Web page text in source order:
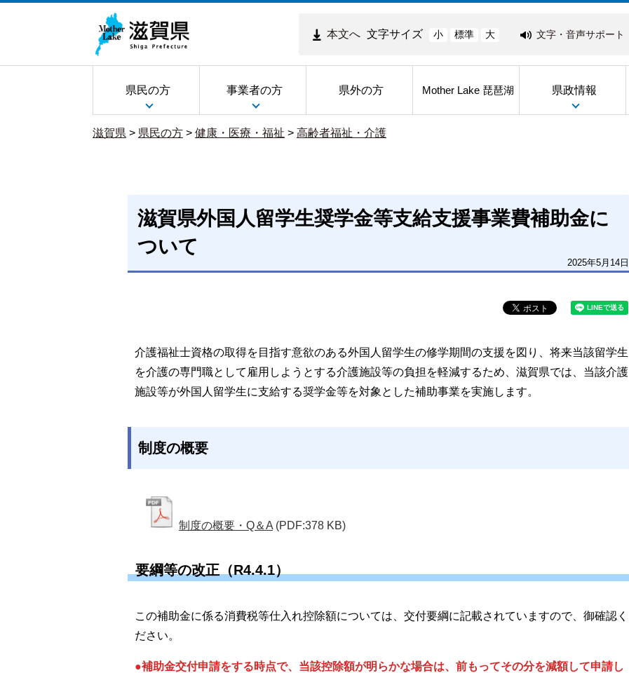
本文へ 文字サイズ 小 標準 大 文字・音声サポート
県民の方 事業者の方 県外の方 Mother Lake 琵琶湖 県政情報
滋賀県 > 県民の方 > 健康・医療・福祉 > 高齢者福祉・介護
滋賀県外国人留学生奨学金等支給支援事業費補助金に
ついて
2025年5月14日
介護福祉士資格の取得を目指す意欲のある外国人留学生の修学期間の支援を図り、将来当該留学生
を介護の専門職として雇用しようとする介護施設等の負担を軽減するため、滋賀県では、当該介護
施設等が外国人留学生に支給する奨学金等を対象とした補助事業を実施します。
制度の概要
制度の概要・Q＆A (PDF:378 KB)
要綱等の改正（R4.4.1）
この補助金に係る消費税等仕入れ控除額については、交付要綱に記載されていますので、御確認く
ださい。
●補助金交付申請をする時点で、当該控除額が明らかな場合は、前もってその分を減額して申請し